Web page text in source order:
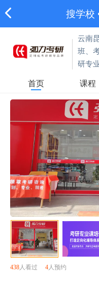
搜学校
云南
班、
研专
辅导
首页 课程
438人看过 4人预约